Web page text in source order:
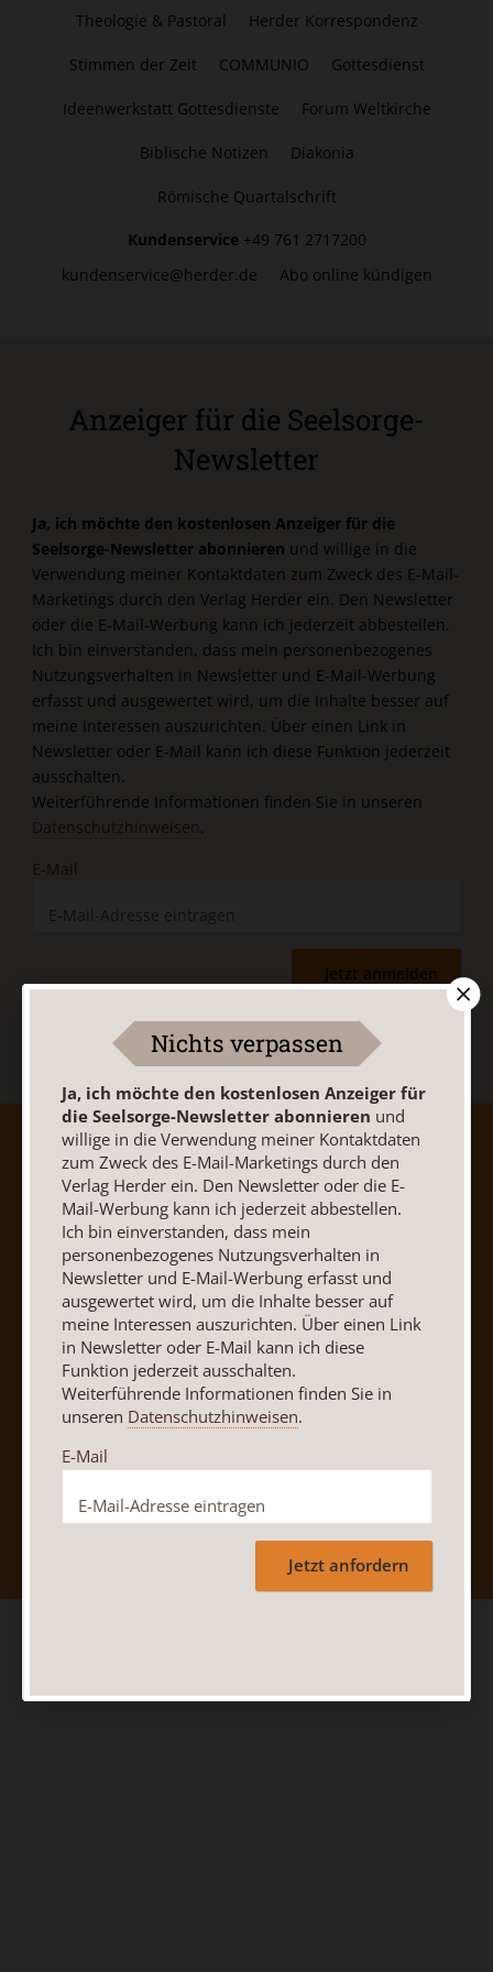
Theologie & Pastoral Herder Korrespondenz
Stimmen der Zeit COMMUNIO Gottesdienst
Ideenwerkstatt Gottesdienste Forum Weltkirche
Biblische Notizen Diakonia
Römische Quartalschrift
Kundenservice +49 761 2717200
kundenservice@herder.de
Abo online kündigen
Anzeiger für die Seelsorge-
Newsletter
Ja, ich möchte den kostenlosen Anzeiger für die
Seelsorge-Newsletter abonnieren und willige in die
Verwendung meiner Kontaktdaten zum Zweck des E-Mail-
Marketings durch den Verlag Herder ein. Den Newsletter
oder die E-Mail-Werbung kann ich jederzeit abbestellen.
Ich bin einverstanden, dass mein personenbezogenes
Nutzungsverhalten in Newsletter und E-Mail-Werbung
erfasst und ausgewertet wird, um die Inhalte besser auf
meine Interessen auszurichten. Über einen Link in
Newsletter oder E-Mail kann ich diese Funktion jederzeit
ausschalten.
Weiterführende Informationen finden Sie in unseren
Datenschutzhinweisen
E-Mail
Jetzt anmelden
AGB und Widerrufsbelehrung
Datenschutz
Barrierefreiheit
Impressum
Vertrag widerrufen Abo online kündigen
Nach oben
Nichts verpassen
Ja, ich möchte den kostenlosen Anzeiger für
die Seelsorge-Newsletter abonnieren und
willige in die Verwendung meiner Kontaktdaten
zum Zweck des E-Mail-Marketings durch den
Verlag Herder ein. Den Newsletter oder die E-
Mail-Werbung kann ich jederzeit abbestellen.
Ich bin einverstanden, dass mein
personenbezogenes Nutzungsverhalten in
Newsletter und E-Mail-Werbung erfasst und
ausgewertet wird, um die Inhalte besser auf
meine Interessen auszurichten. Über einen Link
in Newsletter oder E-Mail kann ich diese
Funktion jederzeit ausschalten.
Weiterführende Informationen finden Sie in
unseren Datenschutzhinweisen.
E-Mail
Jetzt anfordern